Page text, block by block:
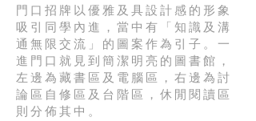
門口招牌以優雅及具設計感的形象
吸引同學內進，當中有「知識及溝
通無限交流」的圖案作為引子。一
進門口就見到簡潔明亮的圖書館，
左邊為藏書區及電腦區，右邊為討
論區自修區及台階區，休閒閱讀區
則分佈其中。